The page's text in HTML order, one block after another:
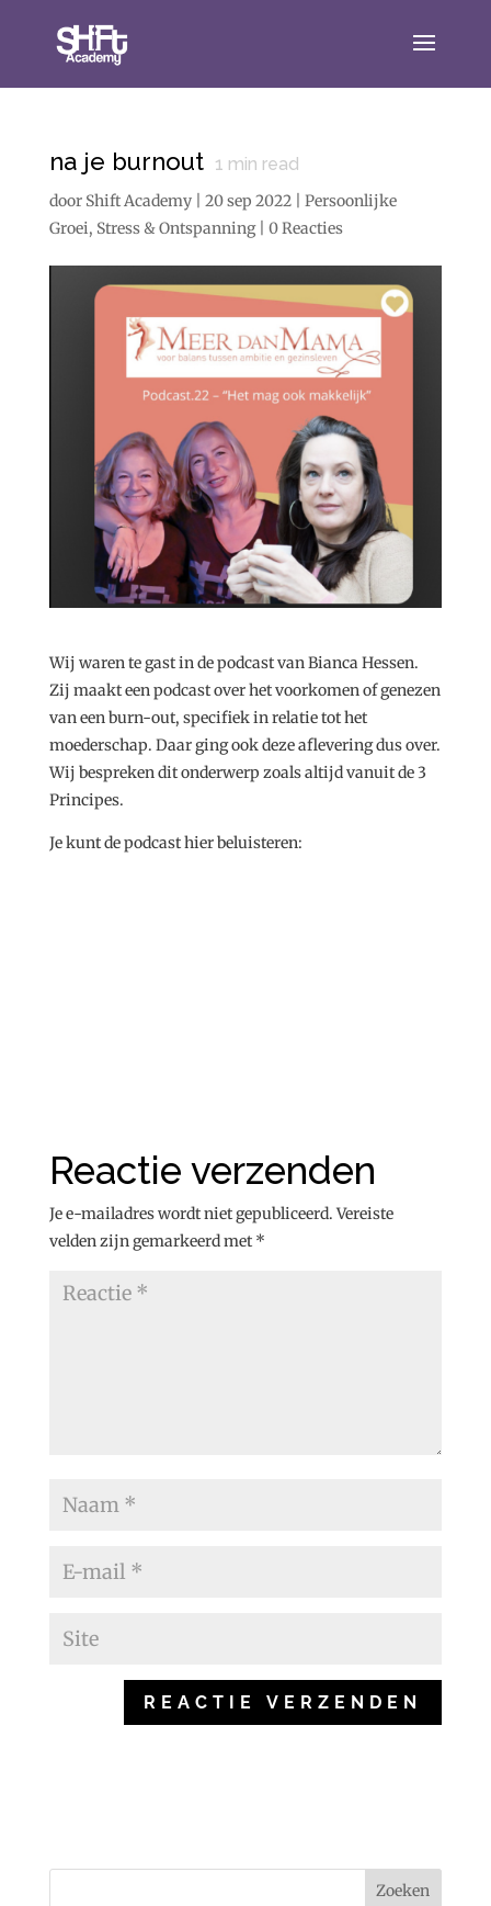
na je burnout 1 min read
door Shift Academy| 20 sep 2022| Persoonlijke
Groei, Stress & Ontspanning| 0 Reacties
Wij waren te gast in de podcast van Bianca Hessen.
Zij maakt een podcast over het voorkomen of genezen
van een burn-out, specifiek in relatie tot het
moederschap. Daar ging ook deze aflevering dus over.
Wij bespreken dit onderwerp zoals altijd vanuit de 3
Principes.
Je kunt de podcast hier beluisteren:
Reactie verzenden
Je e-mailadres wordt niet gepubliceerd. Vereiste
velden zijn gemarkeerd met *